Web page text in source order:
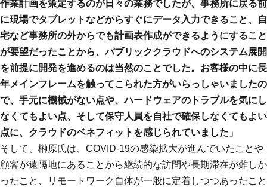
作業計画を策定するのが日々の業務でしたが、事務所に戻る前
に現場でタブレットなどからすぐにデータ入力できること、自
宅など事務所の外からでも計画表作成ができるようにすること
が要望だったことから、パブリッククラウドへのシステム展開
を前提に開発を進めるのは当然のことでした。お客様の中に長
年メインフレームを触ってこられた方がいらっしゃいましたの
で、手元に機械がない点や、ハードウェアのトラブルを気にし
なくてもよい点、そして保守人員を自社で確保しなくてもよい
点に、クラウドのベネフィットを感じられていました 」
そして、榊原氏は、COVID-19の感染拡大が進んでいたことや
顧客が遠隔地にあることから継続的な訪問や長期滞在が難しか
ったこと、リモートワーク自体が一般に定着しつつあったこと